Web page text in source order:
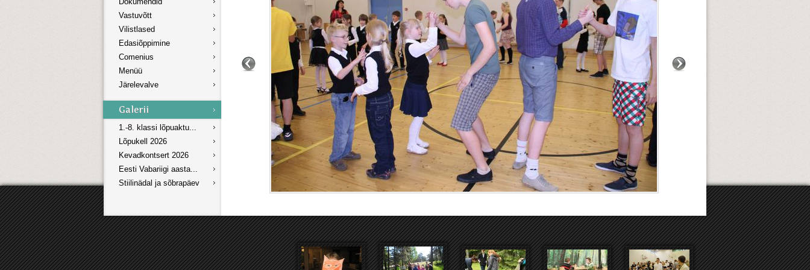
Vastuvõtt
Vilistlased
Edasiõppimine
Comenius
Menüü
Järelevalve
1.-8. klassi lõpuaktu...
Lõpukell 2026
Kevadkontsert 2026
Eesti Vabariigi aasta...
Stiilinädal ja sõbrapäev